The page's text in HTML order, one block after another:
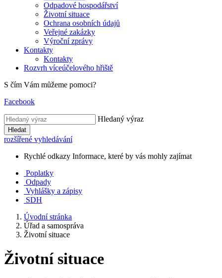
Odpadové hospodářství
Životní situace
Ochrana osobních údajů
Veřejné zakázky
Výroční zprávy
Kontakty
Kontakty
Rozvrh víceúčelového hřiště
S čím Vám můžeme pomoci?
Facebook
Hledaný výraz
Hledat
rozšířené vyhledávání
Rychlé odkazy Informace, které by vás mohly zajímat
Poplatky
Odpady
Vyhlášky a zápisy
SDH
Úvodní stránka
Úřad a samospráva
Životní situace
Životní situace